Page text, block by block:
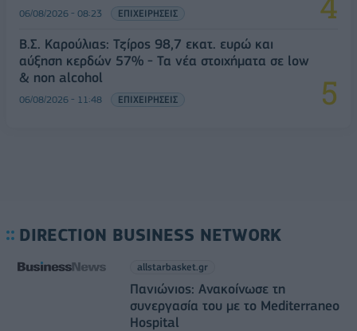
06/08/2026 - 08:23 ΕΠΙΧΕΙΡΗΣΕΙΣ
Β.Σ. Καρούλιας: Τζίρος 98,7 εκατ. ευρώ και
αύξηση κερδών 57% - Τα νέα στοιχήματα σε low
& non alcohol
06/08/2026 - 11:48 ΕΠΙΧΕΙΡΗΣΕΙΣ
DIRECTION BUSINESS NETWORK
allstarbasket.gr
Πανιώνιος: Ανακοίνωσε τη
συνεργασία του με το Mediterraneo
Hospital